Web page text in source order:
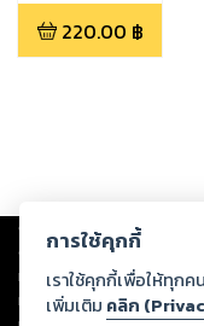
พร้อมสุช
220.00 ฿
Copyright © 2026
ต่อผลงานหรือเนื้อหาใดที่อัปโ
ทรัพย์สินทางปัญญาของบุคค
ทุกท่านโปรดใช้วิจารณญาณใ
การใช้คุกกี้
เราใช้คุกกี้เพื่อให้ทุก
เพิ่มเติม คลิก